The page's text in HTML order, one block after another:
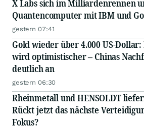
X Labs sich im Milliardenrennen
Quantencomputer mit IBM und
gestern 07:41
Gold wieder über 4.000 US-
wird optimistischer – Chinas
deutlich an
gestern 06:30
Rheinmetall und HENSOLDT
Rückt jetzt das nächste
Fokus?